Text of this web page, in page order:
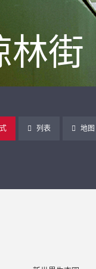
林街
列表 地图